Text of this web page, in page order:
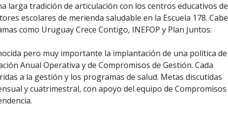
larga tradición de articulación con los centros educativos de
escolares de merienda saludable en la Escuela 178. Cabe
como Uruguay Crece Contigo, INEFOP y Plan Juntos.
pero muy importante la implantación de una política de
Anual Operativa y de Compromisos de Gestión. Cada
a la gestión y los programas de salud. Metas discutidas
y cuatrimestral, con apoyo del equipo de Compromisos